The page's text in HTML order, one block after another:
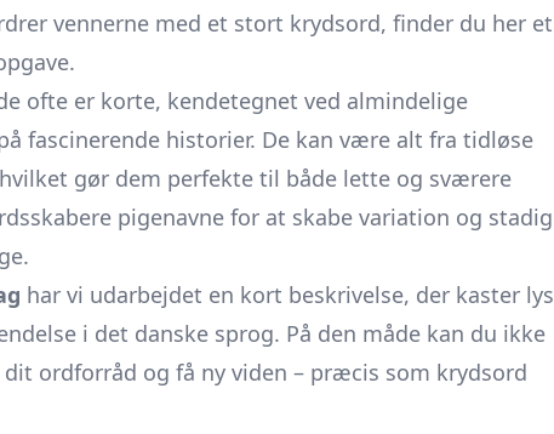
vennerne med et stort krydsord, finder du her et
ofte er korte, kendetegnet ved almindelige
fascinerende historier. De kan være alt fra tidløse
gør dem perfekte til både lette og sværere
pigenavne for at skabe variation og stadig
har vi udarbejdet en kort beskrivelse, der kaster lys
i det danske sprog. På den måde kan du ikke
ordforråd og få ny viden – præcis som krydsord